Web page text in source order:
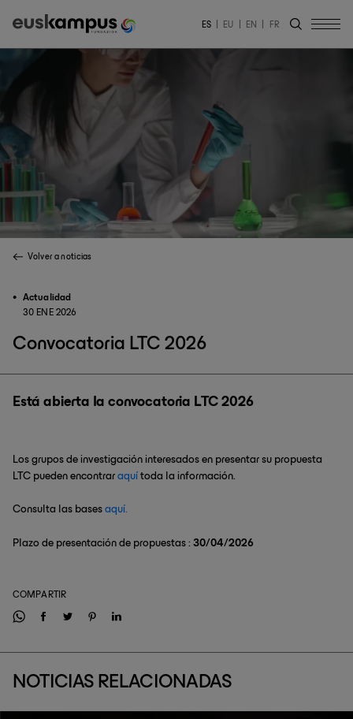
ES EU EN FR
Volver a noticias
Actualidad
30 ENE 2026
Convocatoria LTC 2026
Está abierta la convocatoria LTC 2026
Los grupos de investigación interesados en presentar su propuesta
LTC pueden encontrar aquí toda la información.
Consulta las bases aquí.
Plazo de presentación de propuestas : 30/04/2026
COMPARTIR
NOTICIAS RELACIONADAS